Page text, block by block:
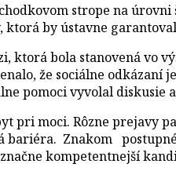
strope na
by ústavne
bola stanovená vo
že sociálne odkázaní
pomoci vyvolal
pri moci. Rôzne prejavy
bariéra. Znakom
kompetentnejší